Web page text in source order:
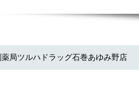
局ツルハドラッグ石巻あゆみ野店